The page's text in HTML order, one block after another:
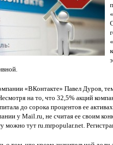
«ВКонтакте» Павел Дуров,
на то, что 32,5% акций
до сорока процентов ее
у Mail.ru, не считая ее своим
можно тут ru.mrpopular.net.